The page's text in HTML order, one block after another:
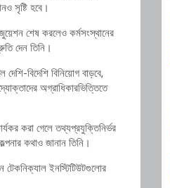
সৃষ্টি হবে।
শেষ করলেও কর্মসংস্থানের
দেন তিনি।
বিদেশি বিনিয়োগ বাড়বে,
অগ্রাধিকারভিত্তিতে
করা গেলে তথ্যপ্রযুক্তিনির্ভর
কথাও জানান তিনি।
টেকনিক্যাল ইনস্টিটিউটগুলোর